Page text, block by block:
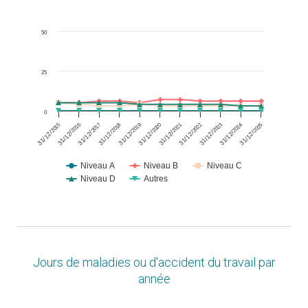
Niveau A Niveau B
Niveau C
Niveau D
Autres
31/12/
2015
31/12/
2016
31/12/
2017
31/12/
2018
31/12/
2019
31/12/
2020
31/12/
2021
31/12/
2022
31/12/
2023
31/12/
2024
31/12/
2025
0
25
50
Jours de maladies ou d'accident du travail par
année